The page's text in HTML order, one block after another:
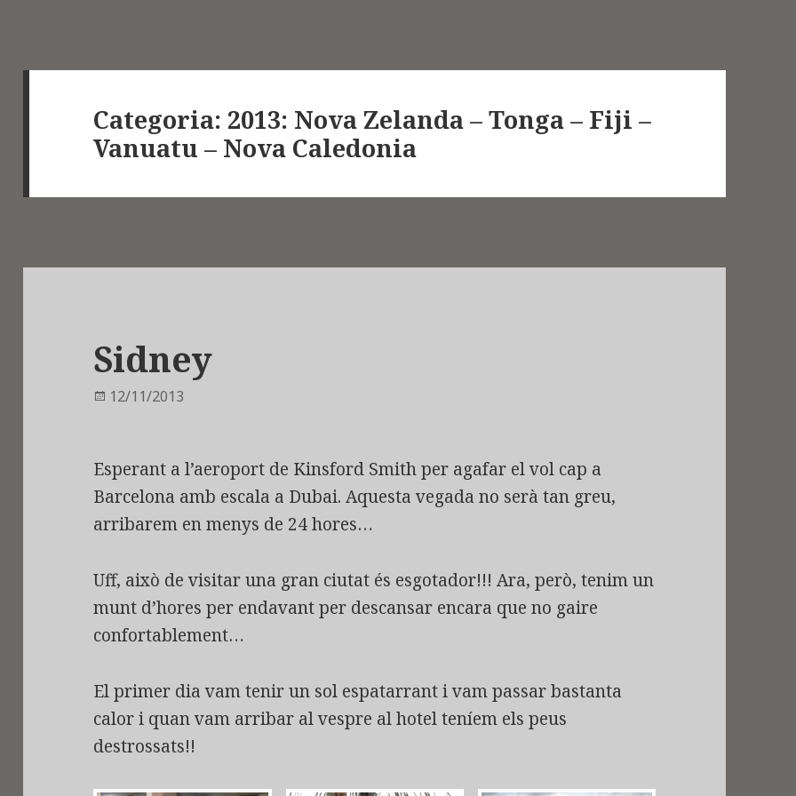
Categoria: 2013: Nova Zelanda – Tonga – Fiji –
Vanuatu – Nova Caledonia
Sidney
Publicat
12/11/2013
Esperant a l’aeroport de Kinsford Smith per agafar el vol cap a
Barcelona amb escala a Dubai. Aquesta vegada no serà tan greu,
arribarem en menys de 24 hores…
Uff, això de visitar una gran ciutat és esgotador!!! Ara, però, tenim un
munt d’hores per endavant per descansar encara que no gaire
confortablement…
El primer dia vam tenir un sol espatarrant i vam passar bastanta
calor i quan vam arribar al vespre al hotel teníem els peus
destrossats!!